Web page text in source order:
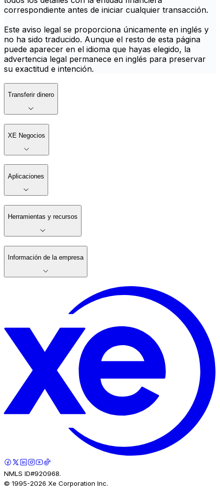
correspondiente antes de iniciar cualquier transacción.
Este aviso legal se proporciona únicamente en inglés y
no ha sido traducido. Aunque el resto de esta página
puede aparecer en el idioma que hayas elegido, la
advertencia legal permanece en inglés para preservar
su exactitud e intención.
Transferir dinero
XE Negocios
Aplicaciones
Herramientas y recursos
Información de la empresa
NMLS ID#920968.
© 1995-2026 Xe Corporation Inc.